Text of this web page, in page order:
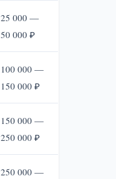
25 000 —
50 000 ₽
100 000 —
150 000 ₽
150 000 —
250 000 ₽
250 000 —